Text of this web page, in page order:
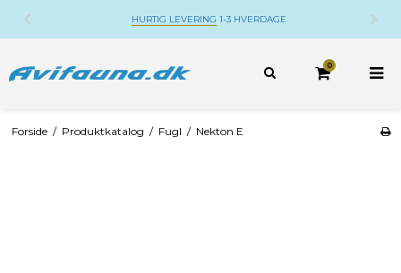
HURTIG LEVERING1-3 HVERDAGE
0
Forside / Produktkatalog / Fugl / Nekton E